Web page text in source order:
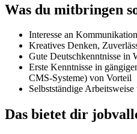
Was du mitbringen
Interesse an
Kreatives Denken,
Gute Deutschkenntnisse in
Erste Kenntnisse in
CMS-Systeme) von Vorteil
Selbstständige
Das bietet dir